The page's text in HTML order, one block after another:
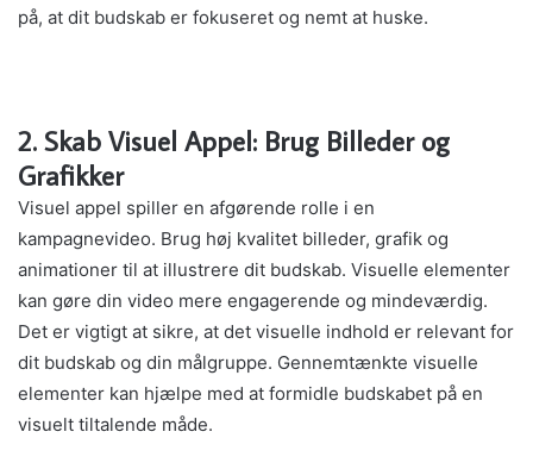
på, at dit budskab er fokuseret og nemt at huske.
2. Skab Visuel Appel: Brug Billeder og
Grafikker
Visuel appel spiller en afgørende rolle i en
kampagnevideo. Brug høj kvalitet billeder, grafik og
animationer til at illustrere dit budskab. Visuelle elementer
kan gøre din video mere engagerende og mindeværdig.
Det er vigtigt at sikre, at det visuelle indhold er relevant for
dit budskab og din målgruppe. Gennemtænkte visuelle
elementer kan hjælpe med at formidle budskabet på en
visuelt tiltalende måde.